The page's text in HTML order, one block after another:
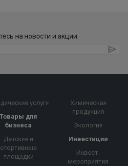
на новости и акции:
услуги
Товары для
бизнеса
Детские и
спортивные
площадки
Химическая
продукция
Экология
Инвестиции
Инвест-
мероприятия